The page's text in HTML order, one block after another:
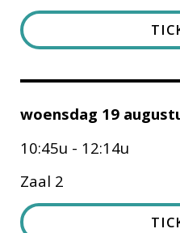
woensdag 19
10:45u - 12:14u
Zaal 2